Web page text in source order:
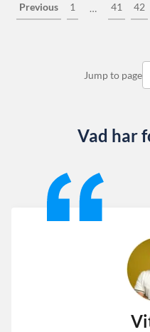
Previous 1 … 41 42
Jump to page
Vad har